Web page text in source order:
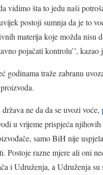
vidimo šta to jedu naši
postoji sumnja da je to
materija koje možda nisu
pojačati kontrolu’’,
godinama traže zabranu
ne da da se uvozi voće,
u vrijeme prispjeća
samo BiH nije
Postoje razne mjere ali oni
i Udruženja, a Udruženja su